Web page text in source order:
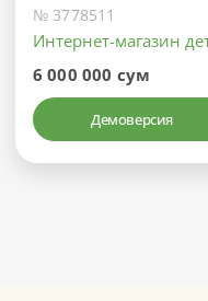
№ 3778511
Интернет-магазин
6 000 000 сум
Демоверсия